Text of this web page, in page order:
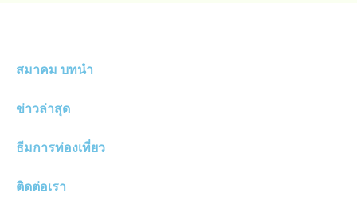
สมาคม บทนำ
ข่าวล่าสุด
ธีมการท่องเที่ยว
ติดต่อเรา